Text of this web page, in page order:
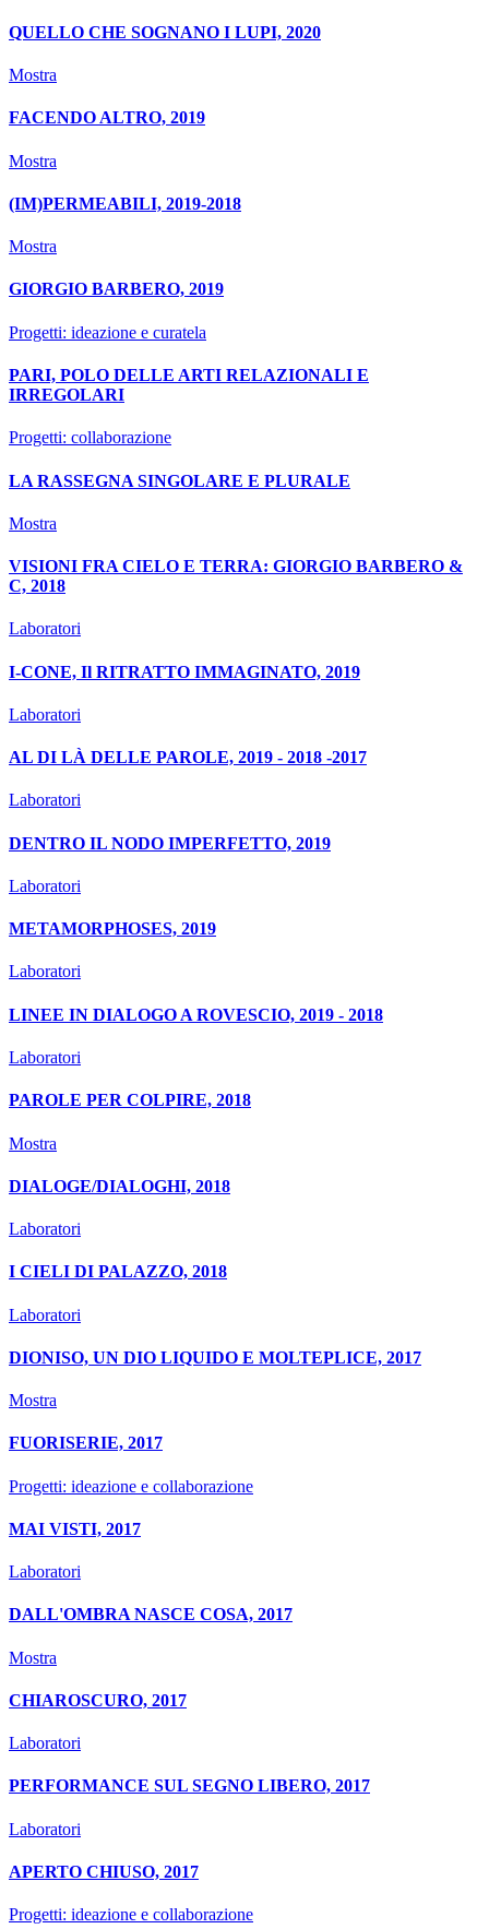
QUELLO CHE SOGNANO I LUPI, 2020
Mostra
FACENDO ALTRO, 2019
Mostra
(IM)PERMEABILI, 2019-2018
Mostra
GIORGIO BARBERO, 2019
Progetti: ideazione e curatela
PARI, POLO DELLE ARTI RELAZIONALI E
IRREGOLARI
Progetti: collaborazione
LA RASSEGNA SINGOLARE E PLURALE
Mostra
VISIONI FRA CIELO E TERRA: GIORGIO BARBERO &
C, 2018
Laboratori
I-CONE, Il RITRATTO IMMAGINATO, 2019
Laboratori
AL DI LÀ DELLE PAROLE, 2019 - 2018 -2017
Laboratori
DENTRO IL NODO IMPERFETTO, 2019
Laboratori
METAMORPHOSES, 2019
Laboratori
LINEE IN DIALOGO A ROVESCIO, 2019 - 2018
Laboratori
PAROLE PER COLPIRE, 2018
Mostra
DIALOGE/DIALOGHI, 2018
Laboratori
I CIELI DI PALAZZO, 2018
Laboratori
DIONISO, UN DIO LIQUIDO E MOLTEPLICE, 2017
Mostra
FUORISERIE, 2017
Progetti: ideazione e collaborazione
MAI VISTI, 2017
Laboratori
DALL'OMBRA NASCE COSA, 2017
Mostra
CHIAROSCURO, 2017
Laboratori
PERFORMANCE SUL SEGNO LIBERO, 2017
Laboratori
APERTO CHIUSO, 2017
Progetti: ideazione e collaborazione